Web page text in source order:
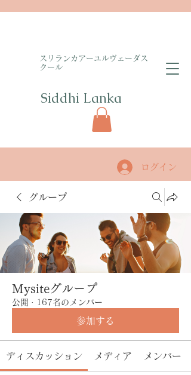
​スリランカアーユルヴェーダス
クール
Siddhi Lanka​
ログイン
グループ
Mysiteグループ
公開 · 167名のメンバー
参加する
ディスカッション メディア メンバー